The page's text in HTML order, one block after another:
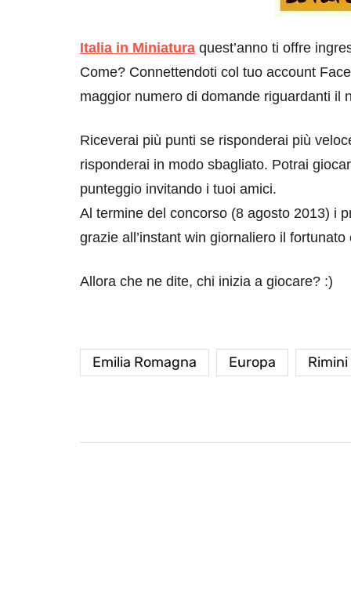
Italia in Miniatura quest’anno ti offre
Come? Connettendoti col tuo account
maggior numero di domande riguardanti il
Riceverai più punti se risponderai più
risponderai in modo sbagliato. Potrai
punteggio invitando i tuoi amici.
Al termine del concorso (8 agosto 2013) i
grazie all’instant win giornaliero il
Allora che ne dite, chi inizia a giocare? :)
Emilia Romagna Europa Rimini